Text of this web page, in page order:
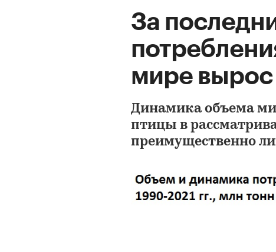
За
мире вырос
Динамика объема
птицы в
преимущественно